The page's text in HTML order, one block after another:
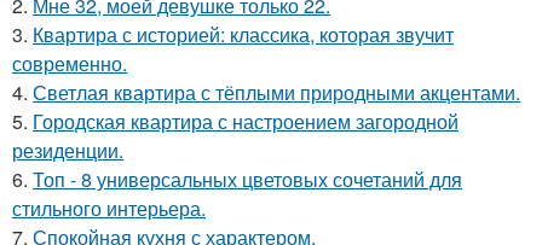
2. Мне 32, моей девушке только 22.
3. Квартира с историей: классика, которая звучит
современно.
4. Светлая квартира с тёплыми природными акцентами.
5. Городская квартира с настроением загородной
резиденции.
6. Топ - 8 универсальных цветовых сочетаний для
стильного интерьера.
7. Спокойная кухня с характером.